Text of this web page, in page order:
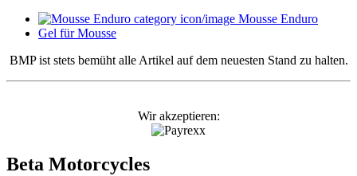
Mousse Enduro
Gel für Mousse
BMP ist stets bemüht alle Artikel auf dem neuesten Stand zu halten.
Wir akzeptieren:
Beta Motorcycles